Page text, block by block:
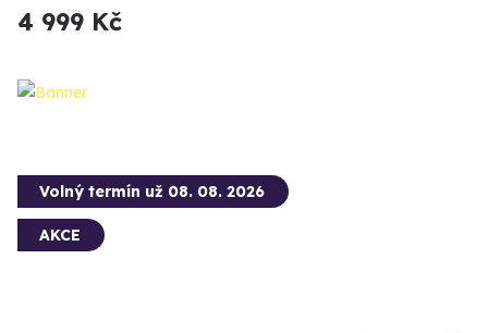
4 999 Kč
Volný termín už 08. 08. 2026
AKCE